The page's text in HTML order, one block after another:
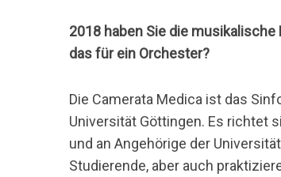
2018 haben Sie die
das für ein Orchester?
Die Camerata Medica ist das
Universität Göttingen. Es richtet
und an Angehörige der
Studierende, aber auch
c
h
n
a
h
: